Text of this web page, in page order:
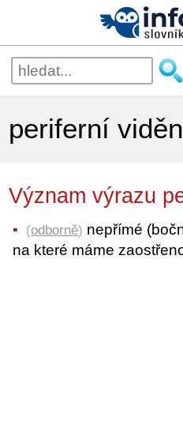
periferní
Význam výrazu
(odborně) nepřímé
na které máme